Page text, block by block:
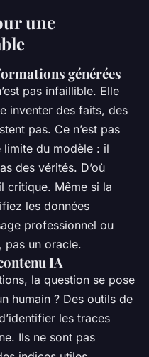
une
générées
pas infaillible. Elle
inventer des faits, des
pas. Ce n’est pas
limite du modèle : il
des vérités. D’où
critique. Même si la
les données
professionnel ou
pas un oracle.
IA
la question se pose
humain ? Des outils de
les traces
Ils ne sont pas